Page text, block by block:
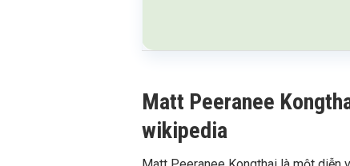
Matt Peeranee
wikipedia